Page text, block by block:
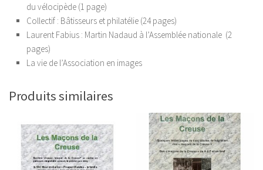
du vélocipède (1 page)
Collectif : Bâtisseurs et philatélie (24 pages)
Laurent Fabius : Martin Nadaud à l’Assemblée nationale (2
pages)
La vie de l’Association en images
Produits similaires